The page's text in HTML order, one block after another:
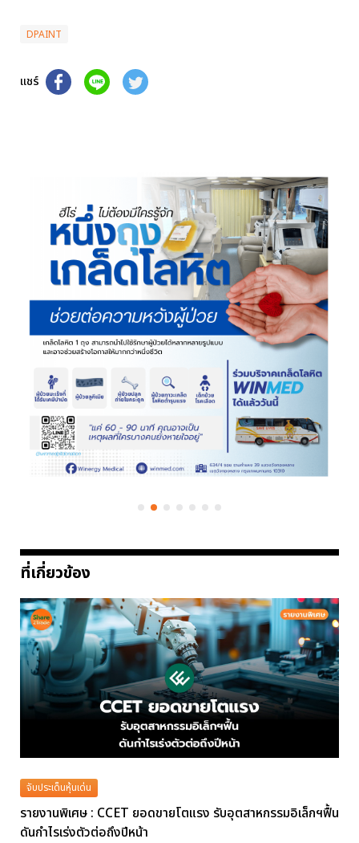
DPAINT
แชร์
ที่เกี่ยวข้อง
จับประเด็นหุ้นเด่น
รายงานพิเศษ : CCET ยอดขายโตแรง รับอุตสาหกรรมอิเล็กฯฟื้น
ดันกำไรเร่งตัวต่อถึงปีหน้า